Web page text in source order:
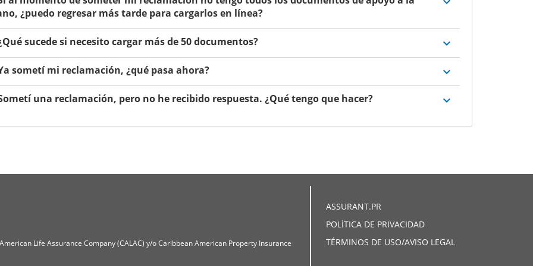
¿puedo regresar más tarde para cargarlos en línea?
sucede si necesito cargar más de 50 documentos?
sometí mi reclamación, ¿qué pasa ahora?
una reclamación, pero no he recibido respuesta. ¿Qué tengo que hacer?
Life Assurance Company (CALAC) y/o Caribbean American Property Insurance
ASSURANT.PR
POLÍTICA DE PRIVACIDAD
TÉRMINOS DE USO/AVISO LEGAL